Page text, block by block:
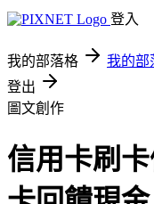
登入
我的部落格 我的部
登出
圖文創作
信用卡刷